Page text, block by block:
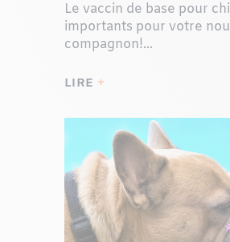
Le vaccin de base pour
importants pour votre
compagnon!...
LIRE